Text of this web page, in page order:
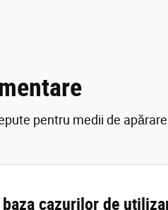
pentru medii de
cazurilor de